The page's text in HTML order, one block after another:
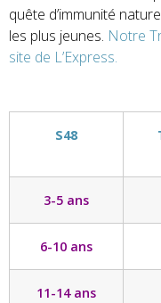
quête d’immunité
les plus jeunes. Notre
site de L’Express.
S48
3-5 ans
6-10 ans
11-14 ans